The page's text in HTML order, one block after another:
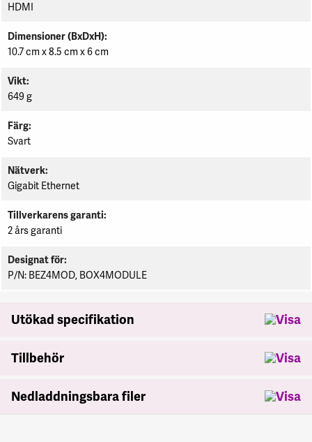
HDMI
Dimensioner (BxDxH)
10.7 cm x 8.5 cm x 6 cm
Vikt
649 g
Färg
Svart
Nätverk
Gigabit Ethernet
Tillverkarens garanti
2 års garanti
Designat för
P/N: BEZ4MOD, BOX4MODULE
Utökad specifikation
Tillbehör
Nedladdningsbara filer